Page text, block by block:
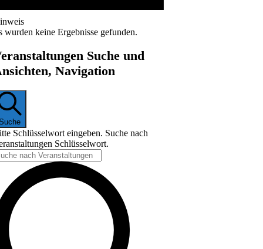
wurden keine Ergebnisse gefunden.
Suche und
Navigation
Schlüsselwort eingeben. Suche nach
Schlüsselwort.